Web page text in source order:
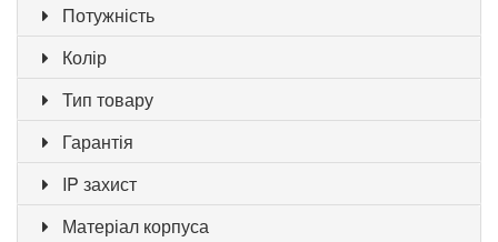
Потужність
Колір
Тип товару
Гарантія
IP захист
Матеріал корпуса